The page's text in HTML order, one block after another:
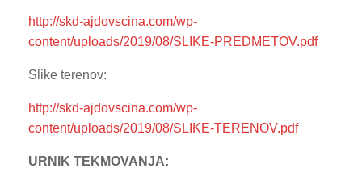
http://skd-ajdovscina.com/wp-
content/uploads/2019/08/SLIKE-PREDMETOV.pdf
Slike terenov:
http://skd-ajdovscina.com/wp-
content/uploads/2019/08/SLIKE-TERENOV.pdf
URNIK TEKMOVANJA: